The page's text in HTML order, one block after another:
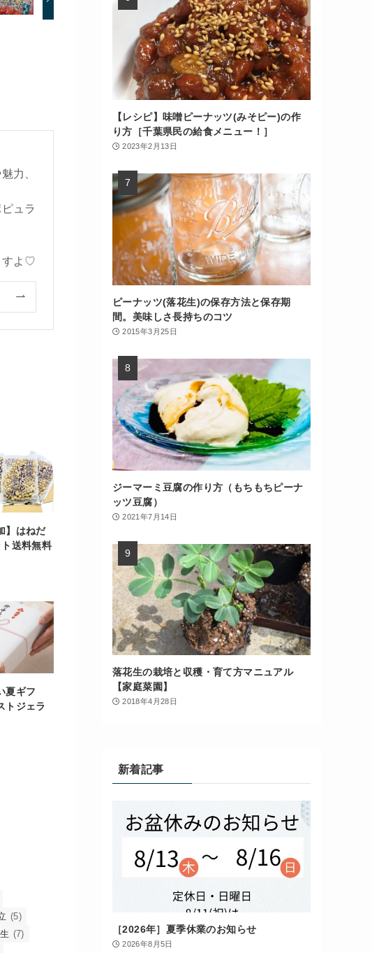
力、
ュラ
すよ♡
】はねだ
送料無料
夏ギフ
トジェラ
(5)
(7)
【レシピ】味噌ピーナッツ(みそピー)の作
り方［千葉県民の給食メニュー！］
2023年2月13日
ピーナッツ(落花生)の保存方法と保存期
間。美味しさ長持ちのコツ
2015年3月25日
ジーマーミ豆腐の作り方（もちもちピーナ
ッツ豆腐）
2021年7月14日
落花生の栽培と収穫・育て方マニュアル
【家庭菜園】
2018年4月28日
新着記事
［2026年］夏季休業のお知らせ
2026年8月5日